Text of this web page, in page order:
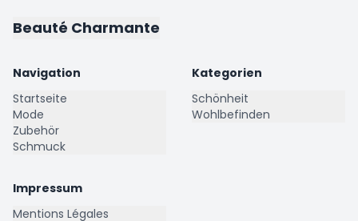
Beauté Charmante
Navigation
Startseite
Mode
Zubehör
Schmuck
Kategorien
Schönheit
Wohlbefinden
Impressum
Mentions Légales